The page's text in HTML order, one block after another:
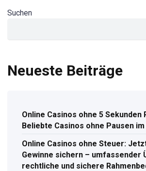
Suchen
Neueste Beiträge
Online Casinos ohne 5 Sekunden
Beliebte Casinos ohne Pausen
Online Casinos ohne Steuer:
Gewinne sichern – umfassender
rechtliche und sichere